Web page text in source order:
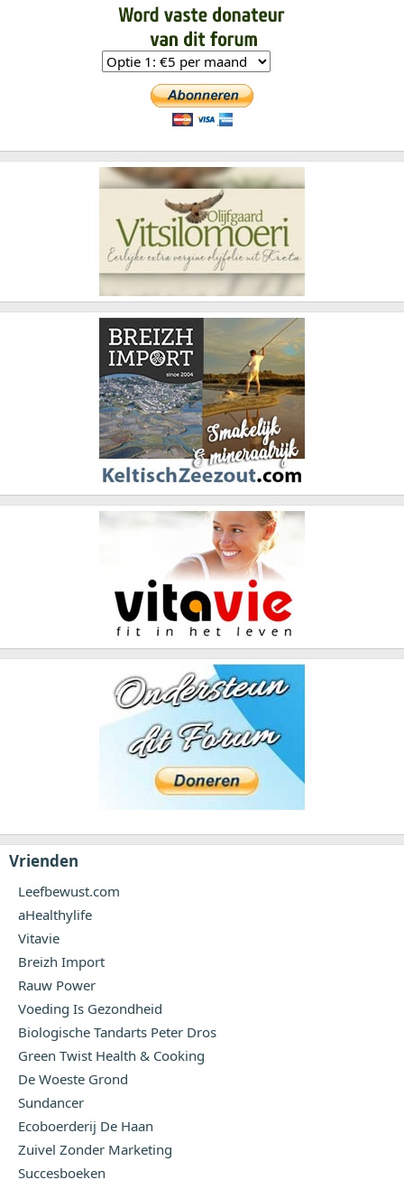
Vrienden
Leefbewust.com
aHealthylife
Vitavie
Breizh Import
Rauw Power
Voeding Is Gezondheid
Biologische Tandarts Peter Dros
Green Twist Health & Cooking
De Woeste Grond
Sundancer
Ecoboerderij De Haan
Zuivel Zonder Marketing
Succesboeken